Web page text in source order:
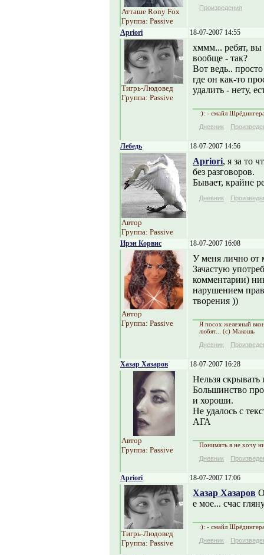
Атташе Rony Fox
Группа: Passive
Произведения
Apriori 18-07-2007 14:55
Тигрь-Людовед
Группа: Passive
хммм... ребят, вы
вообще - так?
Вот ведь..
где он как-то
удалить - нету,
:): - смайл
Дневник
Лебедь 18-07-2007 14:56
Автор
Группа: Passive
Apriori, я за то
без разговоров.
Бывает, крайне
Дневник
Ирэн Корвис 18-07-2007 16:08
Автор
Группа: Passive
У меня лично от
Зачастую
комментарии)
нарушением
творения ))
Я посох железный
любят... (с) Макошь
Дневник
Хазар Хазаров 18-07-2007 16:28
Автор
Группа: Passive
Нельзя скрывать
Большинство
и хороши.
Не удалось с
АГА
Понимать я не хочу
Дневник
Apriori 18-07-2007 17:06
Тигрь-Людовед
Группа: Passive
Хазар Хазаров
е мое... счас
:): - смайл
Дневник